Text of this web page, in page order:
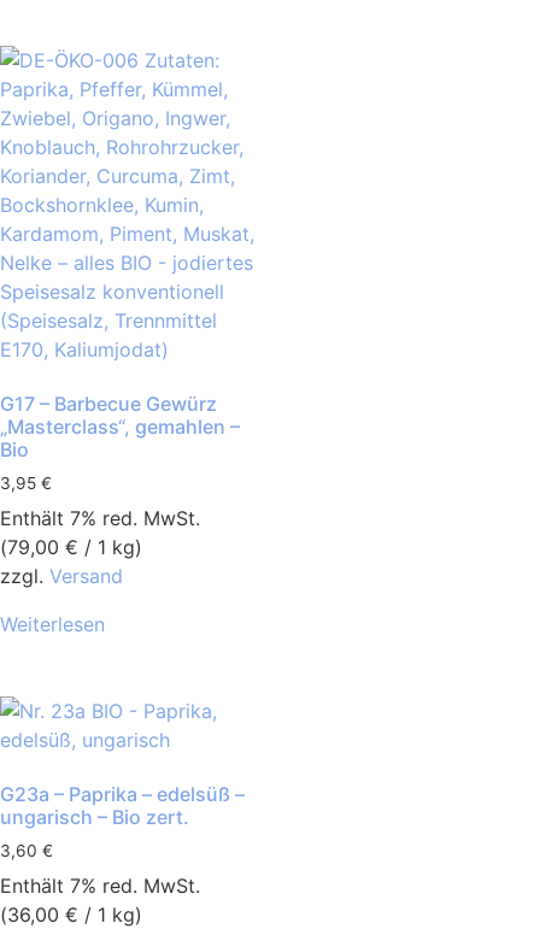
G17 – Barbecue Gewürz
„Masterclass“, gemahlen –
Bio
3,95 €
Enthält 7% red. MwSt.
(79,00 € / 1 kg)
zzgl. Versand
Weiterlesen
G23a – Paprika – edelsüß –
ungarisch – Bio zert.
3,60 €
Enthält 7% red. MwSt.
(36,00 € / 1 kg)